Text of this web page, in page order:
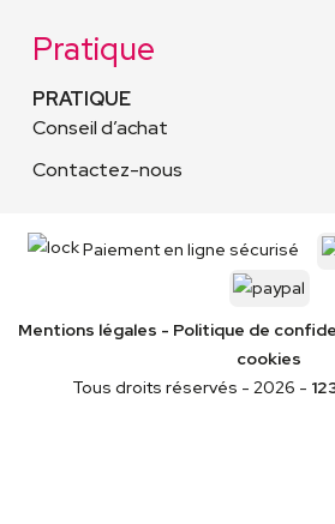
Pratique
PRATIQUE
Conseil d’achat
Contactez-nous
Paiement en ligne sécurisé
Mentions légales - Politique de
cookies
Tous droits réservés - 2026 -